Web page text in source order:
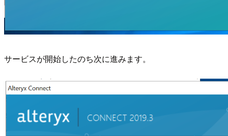
サービスが開始したのち次に進みます。